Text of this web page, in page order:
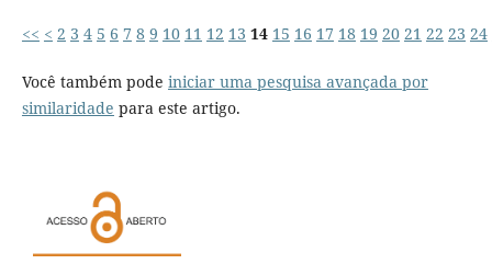
<< < 2 3 4 5 6 7 8 9 10 11 12 13 14 15 16 17 18 19 20 21 22 23 24
Você também pode iniciar uma pesquisa avançada por
similaridade para este artigo.